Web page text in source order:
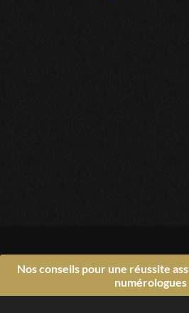
Nos conseils pour une réussite
numérologues